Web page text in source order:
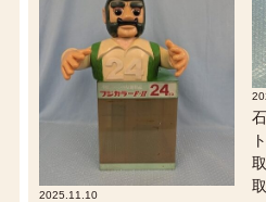
2025.11.10